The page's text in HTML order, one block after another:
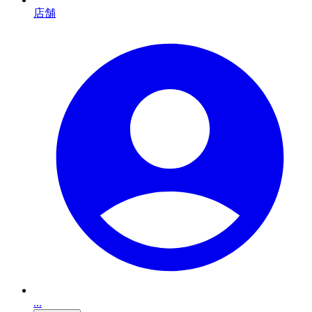
店舗
...